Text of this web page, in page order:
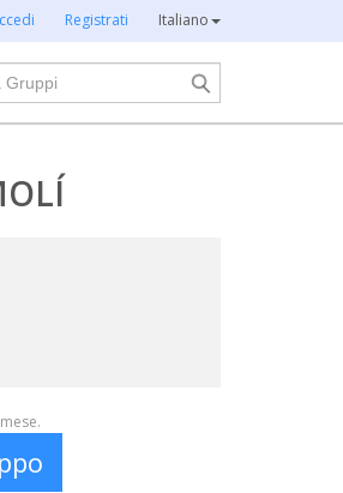
Registrati Italiano